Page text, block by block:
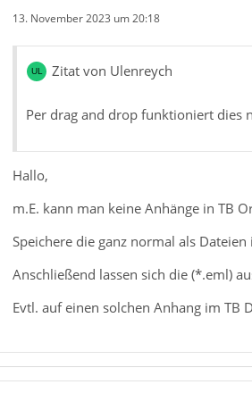
13. November 2023 um 20:18
Zitat von Ulenreych
Per drag and drop funktioniert dies
Hallo,
m.E. kann man keine Anhänge in TB
Speichere die ganz normal als
Anschließend lassen sich die (*.eml)
Evtl. auf einen solchen Anhang im TB